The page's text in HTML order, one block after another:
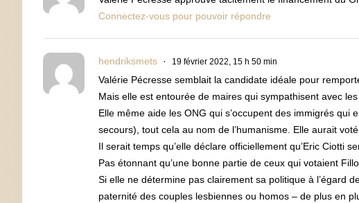
Connectez-vous pour pouvoir répondre
hendriksmets 19 février 2022, 15 h 50 min
Valérie Pécresse semblait la candidate idéale pour
Mais elle est entourée de maires qui sympathisent avec
Elle même aide les ONG qui s’occupent des immigrés
secours), tout cela au nom de l’humanisme. Elle aurait
Il serait temps qu’elle déclare officiellement qu’Eric Ciotti
Pas étonnant qu’une bonne partie de ceux qui votaient
Si elle ne détermine pas clairement sa politique à l’égard
paternité des couples lesbiennes ou homos – de plus en